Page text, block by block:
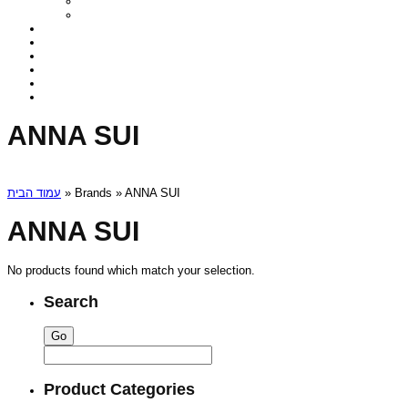
ANNA SUI
עמוד הבית » Brands » ANNA SUI
ANNA SUI
No products found which match your selection.
Search
Product Categories